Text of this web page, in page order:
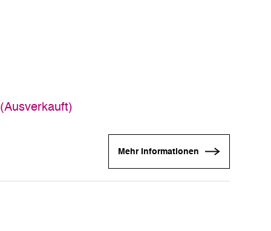
Mehr Informationen